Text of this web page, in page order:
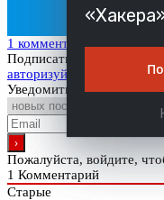
1 комментарий
Подписаться
авторизуйтесь
Уведомить о
Пожалуйста, войдите,
1 Комментарий
Старые